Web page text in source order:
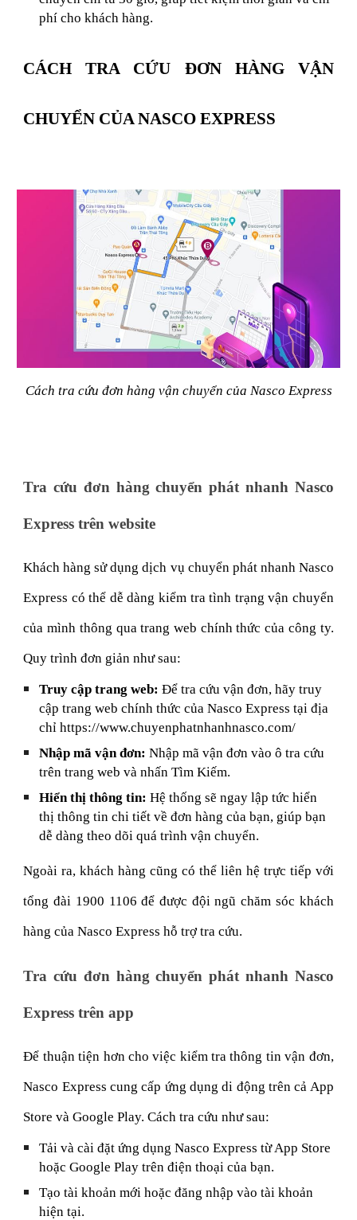
phí cho khách hàng.
CÁCH TRA CỨU ĐƠN HÀNG VẬN
CHUYỂN CỦA NASCO EXPRESS
Cách tra cứu đơn hàng vận chuyển của Nasco Express
Tra cứu đơn hàng chuyển phát nhanh Nasco
Express trên website
Khách hàng sử dụng dịch vụ chuyển phát nhanh Nasco
Express có thể dễ dàng kiểm tra tình trạng vận chuyển
của mình thông qua trang web chính thức của công ty.
Quy trình đơn giản như sau:
Truy cập trang web:Để tra cứu vận đơn, hãy truy
cập trang web chính thức của Nasco Express tại địa
chỉ https://www.chuyenphatnhanhnasco.com/
Nhập mã vận đơn: Nhập mã vận đơn vào ô tra cứu
trên trang web và nhấn Tìm Kiếm.
Hiển thị thông tin: Hệ thống sẽ ngay lập tức hiển
thị thông tin chi tiết về đơn hàng của bạn, giúp bạn
dễ dàng theo dõi quá trình vận chuyển.
Ngoài ra, khách hàng cũng có thể liên hệ trực tiếp với
tổng đài 1900 1106 để được đội ngũ chăm sóc khách
hàng của Nasco Express hỗ trợ tra cứu.
Tra cứu đơn hàng chuyển phát nhanh Nasco
Express trên app
Để thuận tiện hơn cho việc kiểm tra thông tin vận đơn,
Nasco Express cung cấp ứng dụng di động trên cả App
Store và Google Play. Cách tra cứu như sau:
Tải và cài đặt ứng dụng Nasco Express từ App Store
hoặc Google Play trên điện thoại của bạn.
Tạo tài khoản mới hoặc đăng nhập vào tài khoản
hiện tại.